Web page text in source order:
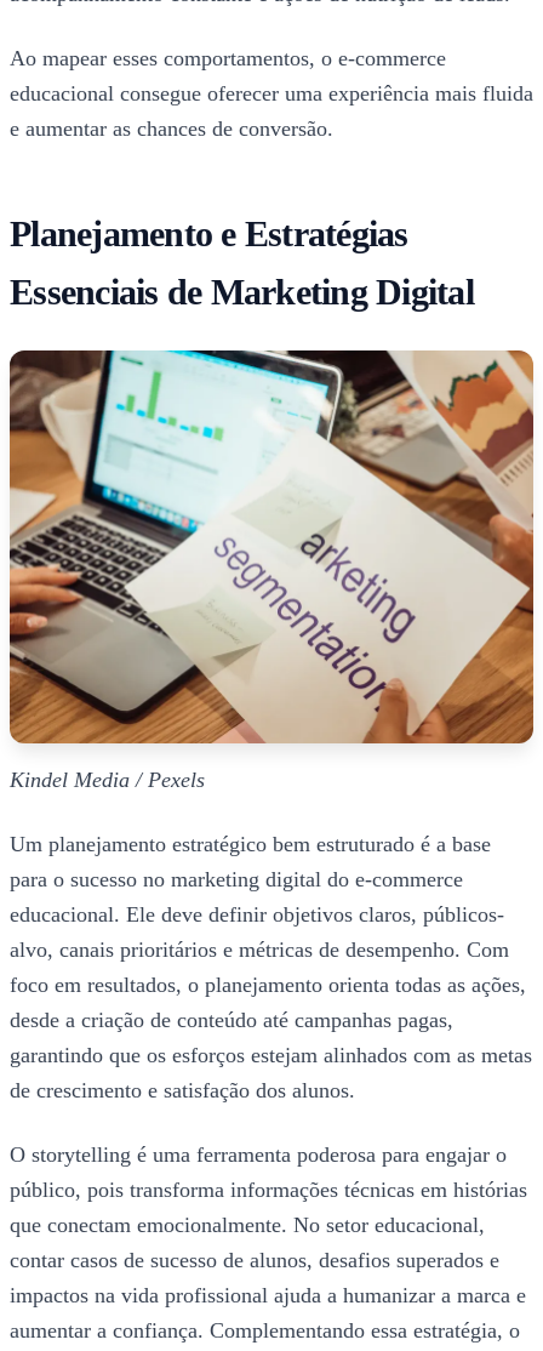
Ao mapear esses comportamentos, o e-commerce
educacional consegue oferecer uma experiência mais fluida
e aumentar as chances de conversão.
Planejamento e Estratégias
Essenciais de Marketing Digital
Kindel Media / Pexels
Um planejamento estratégico bem estruturado é a base
para o sucesso no marketing digital do e-commerce
educacional. Ele deve definir objetivos claros, públicos-
alvo, canais prioritários e métricas de desempenho. Com
foco em resultados, o planejamento orienta todas as ações,
desde a criação de conteúdo até campanhas pagas,
garantindo que os esforços estejam alinhados com as metas
de crescimento e satisfação dos alunos.
O storytelling é uma ferramenta poderosa para engajar o
público, pois transforma informações técnicas em histórias
que conectam emocionalmente. No setor educacional,
contar casos de sucesso de alunos, desafios superados e
impactos na vida profissional ajuda a humanizar a marca e
aumentar a confiança. Complementando essa estratégia, o